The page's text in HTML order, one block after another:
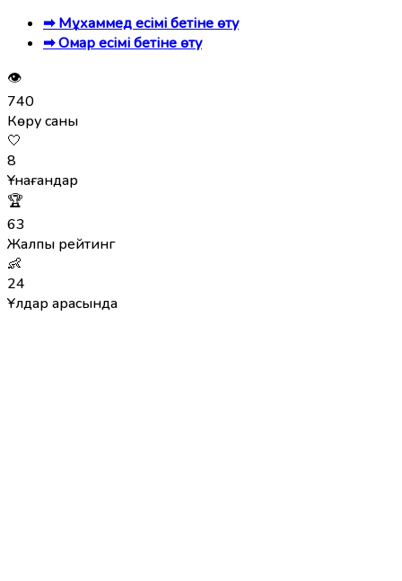
➡ Мұхаммед есімі бетіне өту
➡ Омар есімі бетіне өту
👁
740
Көру саны
🤍
8
Ұнағандар
🏆
63
Жалпы рейтинг
👶
24
Ұлдар арасында